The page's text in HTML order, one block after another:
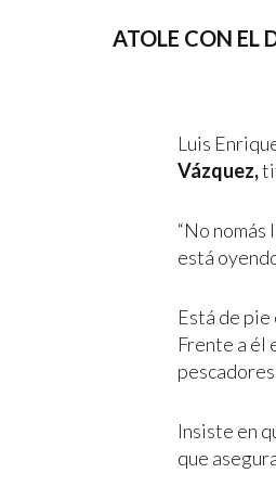
ATOLE CON EL
Luis
Vázquez,
“No
está
Está de
Frente a él
Insiste en
que